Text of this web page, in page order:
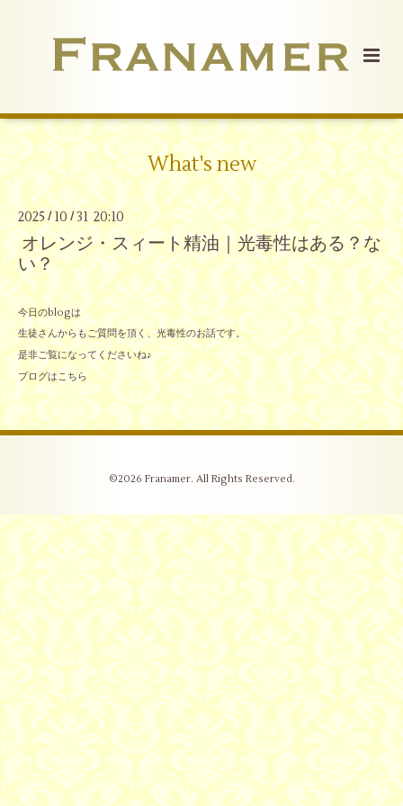
What's new
2025/10 /31 20:10
オレンジ・スィート精油｜光毒性はある？な
い？
今日のblogは
生徒さんからもご質問を頂く、光毒性のお話です。
是非ご覧になってくださいね♪
ブログはこちら
©2026 Franamer. All Rights Reserved.